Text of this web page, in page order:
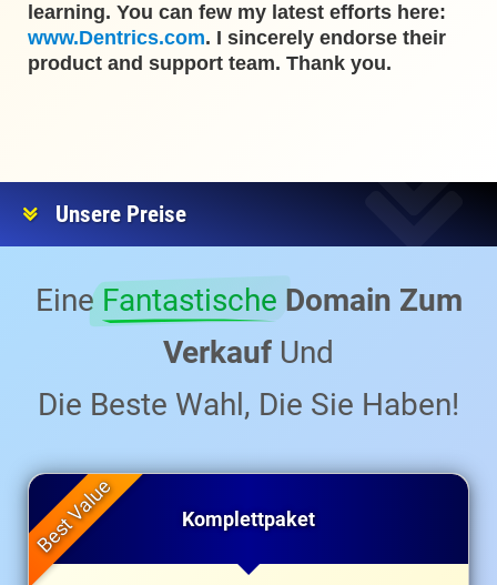
learning. You can few my latest efforts here:
www.Dentrics.com. I sincerely endorse their
product and support team. Thank you.
Unsere Preise
Eine Fantastische Domain Zum
Verkauf Und
Die Beste Wahl, Die Sie Haben!
Komplettpaket